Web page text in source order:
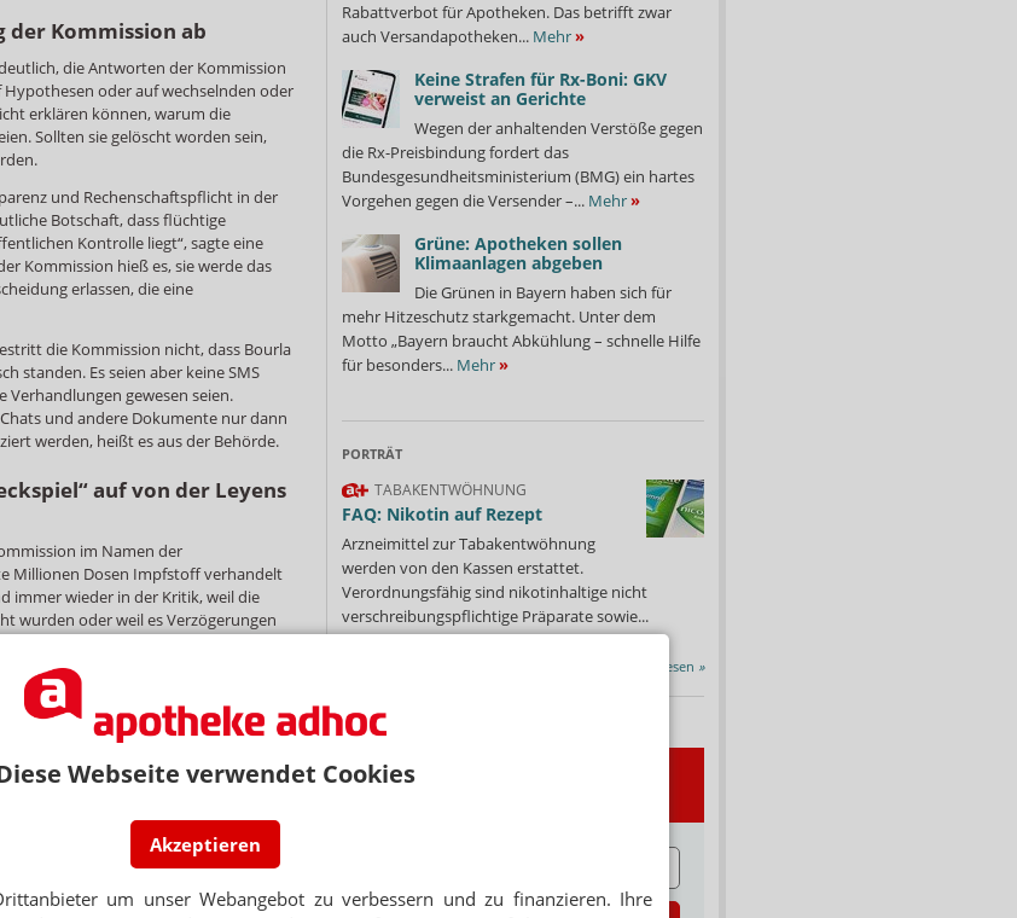
Webseite verwendet Cookies
Akzeptieren
um unser Webangebot zu verbessern und zu finanzieren. Ihre
der Kommission ab
die Antworten der Kommission
oder auf wechselnden oder
erklären können, warum die
Sollten sie gelöscht worden sein,
und Rechenschaftspflicht in der
Botschaft, dass flüchtige
Kontrolle liegt“, sagte eine
Kommission hieß es, sie werde das
erlassen, die eine
die Kommission nicht, dass Bourla
standen. Es seien aber keine SMS
Verhandlungen gewesen seien.
und andere Dokumente nur dann
werden, heißt es aus der Behörde.
auf von der Leyens
im Namen der
Millionen Dosen Impfstoff verhandelt
immer wieder in der Kritik, weil die
wurden oder weil es Verzögerungen
Käufe von Corona-
Staatsanwaltschaft.
muss ein Ende haben“, sagte
sitzt. „Dienstliche
archiviert und gegebenenfalls
ersten Mal im Fokus
um Transparenz: Es geht darum, die
die die Europäische
sagte Shari Hinds von der
Rabattverbot für Apotheken. Das betrifft zwar
auch Versandapotheken... Mehr»
Keine Strafen für Rx-Boni: GKV
verweist an Gerichte
Wegen der anhaltenden Verstöße gegen
die Rx-Preisbindung fordert das
Bundesgesundheitsministerium (BMG) ein hartes
Vorgehen gegen die Versender –... Mehr»
Grüne: Apotheken sollen
Klimaanlagen abgeben
Die Grünen in Bayern haben sich für
mehr Hitzeschutz starkgemacht. Unter dem
Motto „Bayern braucht Abkühlung – schnelle Hilfe
für besonders... Mehr»
PORTRÄT
TABAKENTWÖHNUNG
FAQ: Nikotin auf Rezept
Arzneimittel zur Tabakentwöhnung
werden von den Kassen erstattet.
Verordnungsfähig sind nikotinhaltige nicht
verschreibungspflichtige Präparate sowie...
Mehr»
Alle Porträts lesen »